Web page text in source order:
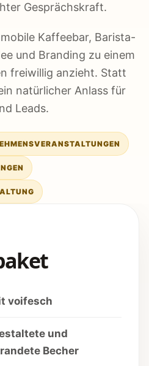
Gesprächskraft.
Kaffeebar, Barista-
und Branding zu einem
freiwillig anzieht. Statt
natürlicher Anlass für
Leads.
voifesch
und
Becher